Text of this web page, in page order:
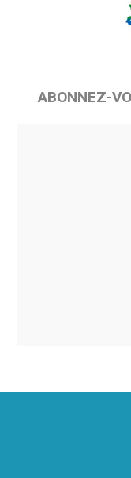
ABONNEZ-